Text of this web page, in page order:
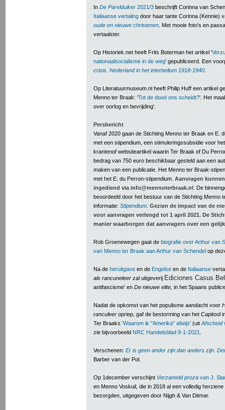
In De Parelduiker 2021/3 beschrijft Corinna van
Italiaanse vertaling door haar tante Corinna (Kennie)
oude en nieuwe christenen Met mooie foto's en
vertaalster.
Op Historiek.net heeft Frits Boterman het artikel '
nationaalsocialisme in de weg' gepubliceerd. Een
crisis. Nederland in het interbellum 1918-1940
Op Literatuurmuseum.nl heeft Philip Huff een artikel
Menno ter Braak: 'Tot de dood ons scheidt?'. Het
over oorlog en bevrijding'.
Persbericht
Vanaf 2020 gaan de Stichting Menno ter Braak en E.
met een stipendium, een stimuleringssubsidie voor
krantenof websiteartikel waarin Ter Braak of Du
bedrag van 750 euro beschikbaar gesteld aan een
maken van een publicatie. Het Menno ter Braak-
met het E. du Perron-stipendium. Aanvragen kunnen
ingediend via info@mennoterbraak.nl . De
beoordeeld door het bestuur van de Stichting Menno
informatie: Stipendium Gezien de impact van de
voor aanvragen verlengd tot 1 april 2021. De
manier waarborgen dat aanvragers over een
Rob Groenewegen gaat de biografie over Arthur van
van Menno ter Braak aan Arthur van Schendel op
Na de heruitgave en de Engelse en de Italiaanse
als rancuneleer zal uitgeverij Ediciones Casus
antifascisme' en De nieuwe elite, in het Spaans
Nadat de opkomst van het populisme aandacht voor
ranculeer opriep, gaf de bestorming van het Capitool
Ter Braaks 'Waarom ik "Amerika" afwijs' (uit Afscheid
zie bijvoorbeeld NRC Handelsblad 9-1-2021
Verschenen: Er is geen ander zijn dan anders zijn.
Barber van der Pol.
Op 1december verschijnt Verzameld proza van J.
en Menno Voskuil, die in 2018 al een volledig
bezorgden, uitgegeven door Nijgh & Van Ditmar.